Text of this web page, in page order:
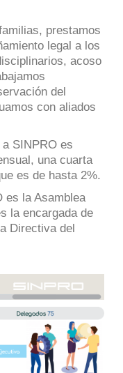
prestamos
legal a los
acoso
del
con aliados
SINPRO es
una cuarta
es de hasta 2%.
es la Asamblea
la encargada de
Directiva del